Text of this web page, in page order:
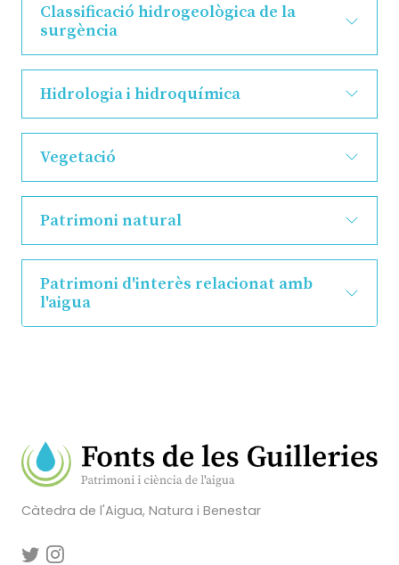
Classificació hidrogeològica de la
surgència
Hidrologia i hidroquímica
Vegetació
Patrimoni natural
Patrimoni d'interès relacionat amb
l'aigua
Càtedra de l'Aigua, Natura i Benestar